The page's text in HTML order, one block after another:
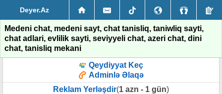
Deyer.Az
Medeni chat, medeni sayt, chat tanisliq, taniwliq sayti,
chat adlari, evlilik sayti, seviyyeli chat, azeri chat, dini
chat, tanisliq mekani
Qeydiyyat Keç
Adminlə Əlaqə
Reklam Yerləşdir(1 azn - 1 gün)